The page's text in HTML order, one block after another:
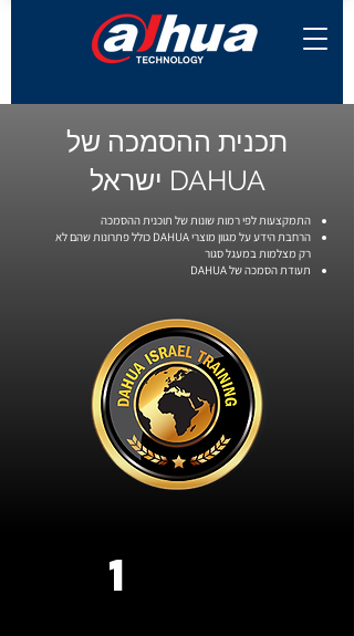
תכנית ההסמכה של
DAHUA ישראל
התמקצעות לפי רמות שונות של תוכנית ההסמכה
הרחבת הידע על מגוון מוצרי DAHUA כולל פתרונות שהם לא
רק מצלמות במעגל סגור
תעודת הסמכה של DAHUA
1